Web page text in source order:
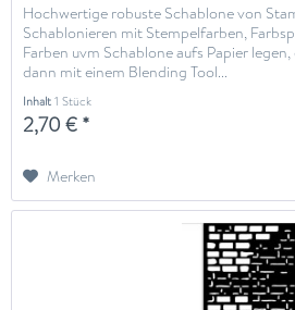
Hochwertige robuste Schablone von
Schablonieren mit Stempelfarben,
Farben uvm Schablone aufs Papier
dann mit einem Blending Tool...
Inhalt1 Stück
2,70 € *
Merken